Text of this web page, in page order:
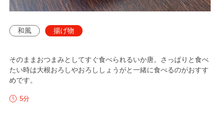
和風 揚げ物
そのままおつまみとしてすぐ食べられるいか唐。さっぱりと食べ
たい時は大根おろしやおろししょうがと一緒に食べるのがおすす
めです。
5分